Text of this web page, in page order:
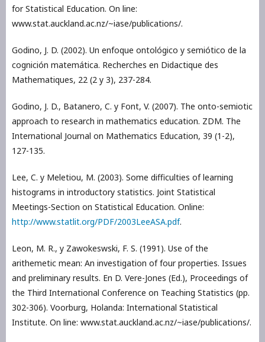
for Statistical Education. On line:
www.stat.auckland.ac.nz/~iase/publications/.
Godino, J. D. (2002). Un enfoque ontológico y semiótico de la
cognición matemática. Recherches en Didactique des
Mathematiques, 22 (2 y 3), 237-284.
Godino, J. D., Batanero, C. y Font, V. (2007). The onto-semiotic
approach to research in mathematics education. ZDM. The
International Journal on Mathematics Education, 39 (1-2),
127-135.
Lee, C. y Meletiou, M. (2003). Some difficulties of learning
histograms in introductory statistics. Joint Statistical
Meetings-Section on Statistical Education. Online:
http://www.statlit.org/PDF/2003LeeASA.pdf.
Leon, M. R., y Zawokeswski, F. S. (1991). Use of the
arithemetic mean: An investigation of four properties. Issues
and preliminary results. En D. Vere-Jones (Ed.), Proceedings of
the Third International Conference on Teaching Statistics (pp.
302-306). Voorburg, Holanda: International Statistical
Institute. On line: www.stat.auckland.ac.nz/~iase/publications/.